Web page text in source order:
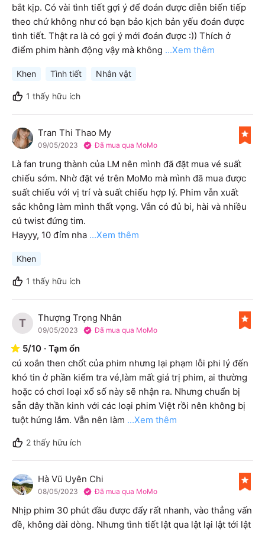
bắt kịp. Có vài tình tiết gợi ý để đoán được diễn biến tiếp
theo chứ không như có bạn bảo kịch bản yếu đoán được
tình tiết. Thật ra là có gợi ý mới đoán được :)) Thích ở
điểm phim hành động vậy mà không ...Xem thêm
Khen Tình tiết Nhân vật
1 thấy hữu ích
T Tran Thi Thao My
09/05/2023 Đã mua qua MoMo
Là fan trung thành của LM nên mình đã đặt mua vé suất
chiếu sớm. Nhờ đặt vé trên MoMo mà mình đã mua được
suất chiếu với vị trí và suất chiếu hợp lý. Phim vẫn xuất
sắc không làm mình thất vọng. Vẫn có đủ bi, hài và nhiều
cú twist đứng tim.
Hayyy, 10 đỉm nha ...Xem thêm
Khen
1 thấy hữu ích
T Thượng Trọng Nhân
09/05/2023 Đã mua qua MoMo
5/10 · Tạm ổn
cú xoắn then chốt của phim nhưng lại phạm lỗi phi lý đến
khó tin ở phần kiểm tra vé,làm mất giá trị phim, ai thường
hoặc có chơi loại xổ số này sẽ nhận ra. Nhưng chuẩn bị
sẵn dây thần kinh với các loại phim Việt rồi nên không bị
tuột hứng lắm. Vẫn nên làm ...Xem thêm
2 thấy hữu ích
H Hà Vũ Uyên Chi
08/05/2023 Đã mua qua MoMo
Nhịp phim 30 phút đầu được đẩy rất nhanh, vào thẳng vấn
đề, không dài dòng. Nhưng tình tiết lật qua lật lại lật tới lật